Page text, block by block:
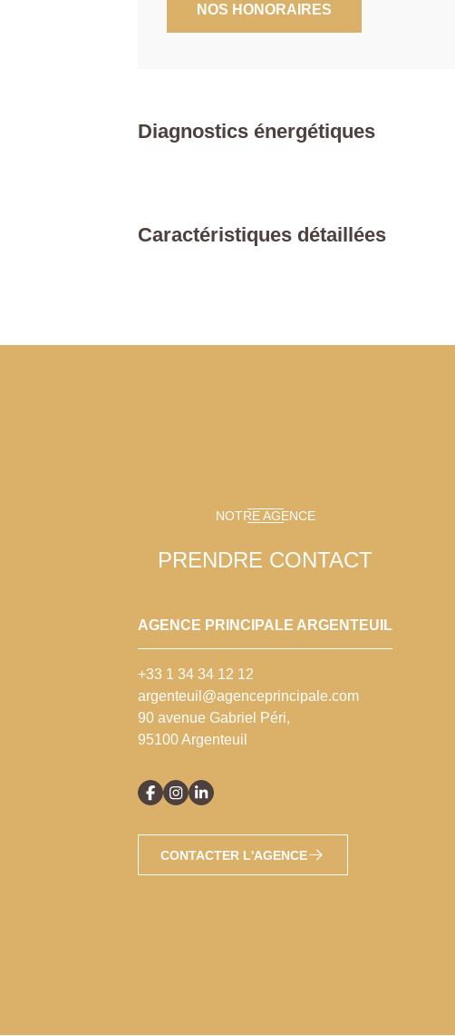
NOS HONORAIRES
Diagnostics énergétiques
Caractéristiques détaillées
NOTRE AGENCE
PRENDRE CONTACT
AGENCE PRINCIPALE ARGENTEUIL
+33 1 34 34 12 12
argenteuil@agenceprincipale.com
90 avenue Gabriel Péri,
95100 Argenteuil
CONTACTER L'AGENCE